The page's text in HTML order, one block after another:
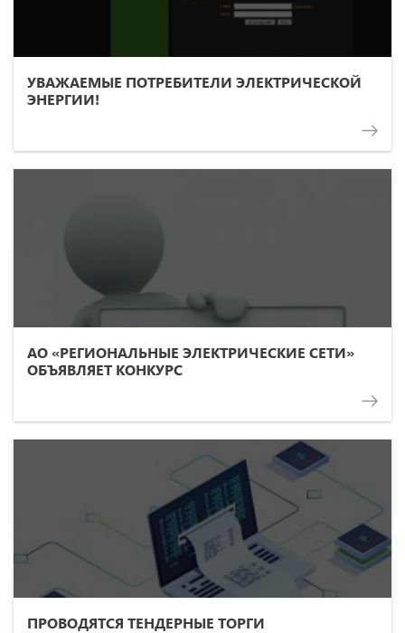
УВАЖАЕМЫЕ ПОТРЕБИТЕЛИ ЭЛЕКТРИЧЕСКОЙ
ЭНЕРГИИ!
АО «РЕГИОНАЛЬНЫЕ ЭЛЕКТРИЧЕСКИЕ СЕТИ»
ОБЪЯВЛЯЕТ КОНКУРС
ПРОВОДЯТСЯ ТЕНДЕРНЫЕ ТОРГИ